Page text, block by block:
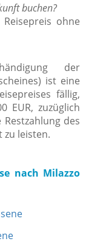
buchen?
ohne
der
ist eine
fällig,
EUR, zuzüglich
des
zu leisten.
nach Milazzo